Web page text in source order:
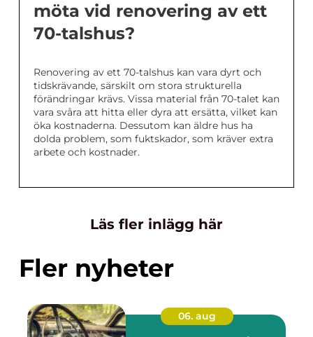
möta vid renovering av ett
70-talshus?
Renovering av ett 70-talshus kan vara dyrt och
tidskrävande, särskilt om stora strukturella
förändringar krävs. Vissa material från 70-talet kan
vara svåra att hitta eller dyra att ersätta, vilket kan
öka kostnaderna. Dessutom kan äldre hus ha
dolda problem, som fuktskador, som kräver extra
arbete och kostnader.
Läs fler inlägg här
Fler nyheter
06. aug